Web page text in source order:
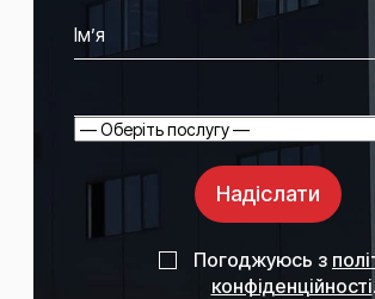
Надіслати
Погоджуюсь з
конфіденційності.